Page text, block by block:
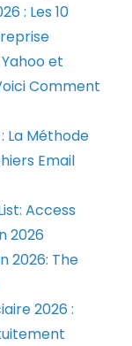
: Les 10
et
Comment
La Méthode
Email
Access
2026
2026: The
2026 :